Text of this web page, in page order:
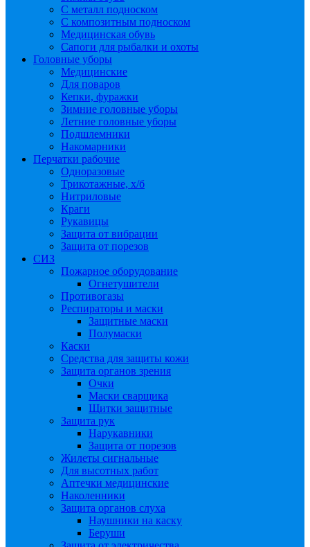
С металл подноском
С композитным подноском
Медицинская обувь
Сапоги для рыбалки и охоты
Головные уборы
Медицинские
Для поваров
Кепки, фуражки
Зимние головные уборы
Летние головные уборы
Подшлемники
Накомарники
Перчатки рабочие
Одноразовые
Трикотажные, х/б
Нитриловые
Краги
Рукавицы
Защита от вибрации
Защита от порезов
СИЗ
Пожарное оборудование
Огнетушители
Противогазы
Респираторы и маски
Защитные маски
Полумаски
Каски
Средства для защиты кожи
Защита органов зрения
Очки
Маски сварщика
Щитки защитные
Защита рук
Нарукавники
Защита от порезов
Жилеты сигнальные
Для высотных работ
Аптечки медицинские
Наколенники
Защита органов слуха
Наушники на каску
Беруши